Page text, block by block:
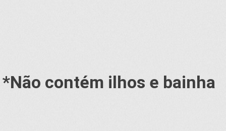
*Não contém ilhos e bainha